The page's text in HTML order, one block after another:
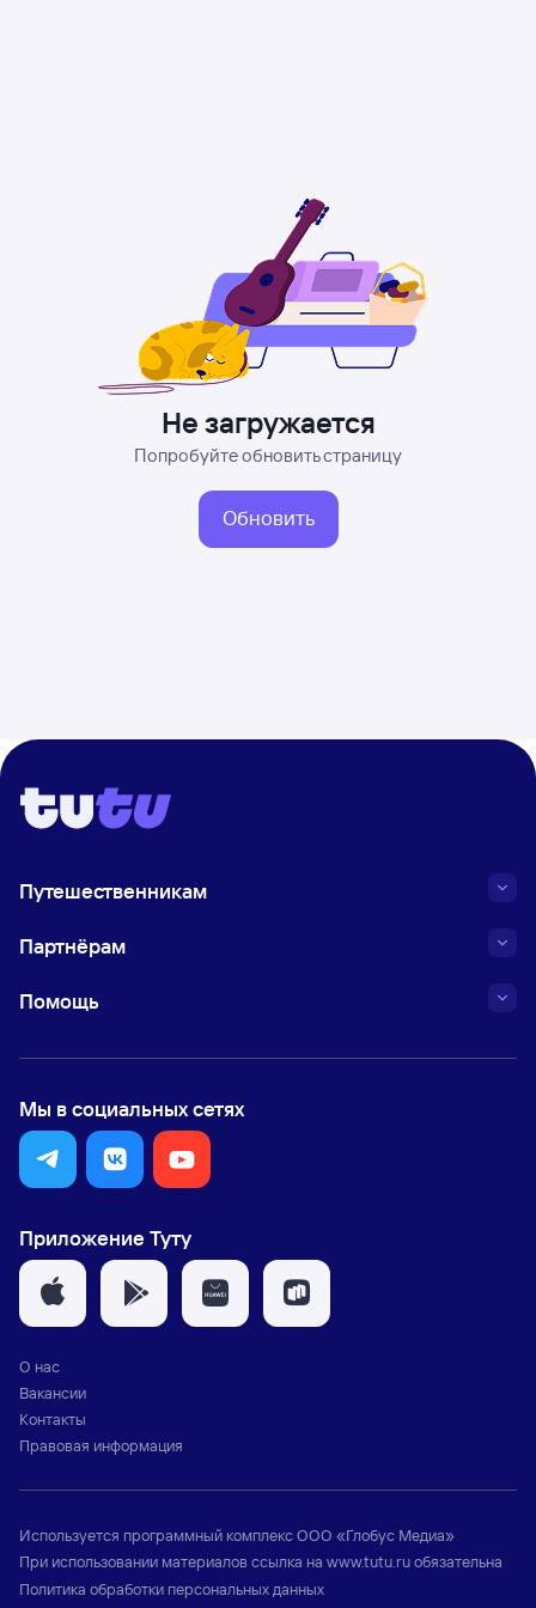
Не загружается
Попробуйте обновить страницу
Обновить
Путешественникам
Партнёрам
Помощь
Мы в социальных сетях
Приложение Туту
О нас
Вакансии
Контакты
Правовая информация
Используется программный комплексООО «Глобус Медиа»
При использовании материалов ссылка на www.tutu.ruобязательна
Политика обработки персональных данных